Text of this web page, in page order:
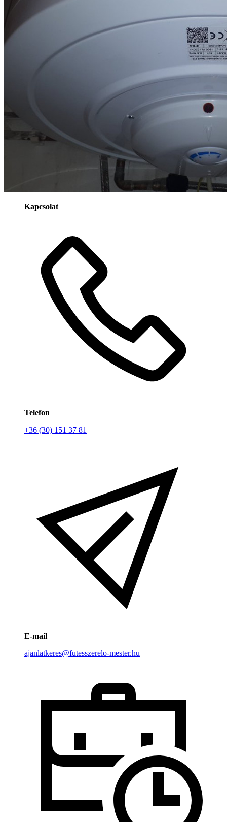
Kapcsolat
Telefon
+36 (30) 151 37 81
E-mail
ajanlatkeres@futesszerelo-mester.hu